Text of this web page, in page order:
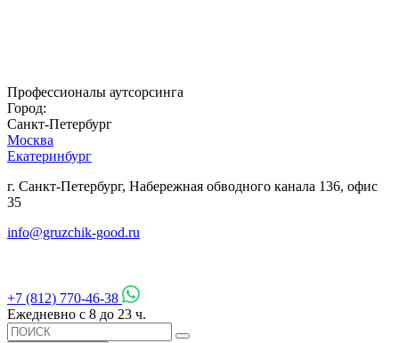
Профессионалы аутсорсинга
Город:
Санкт-Петербург
Москва
Екатеринбург
г. Санкт-Петербург, Набережная обводного канала 136, офис
35
info@gruzchik-good.ru
+7 (812) 770-46-38
Ежедневно с 8 до 23 ч.